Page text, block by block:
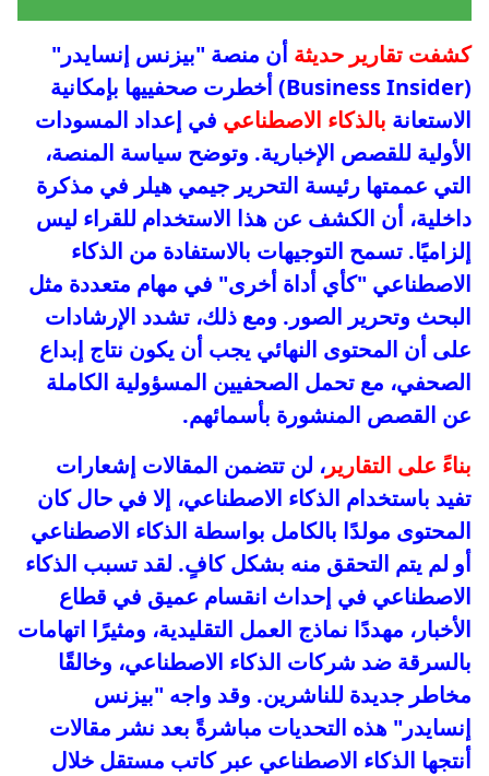
كشفت تقارير حديثة أن منصة "بيزنس إنسايدر"
(Business Insider) أخطرت صحفييها بإمكانية
الاستعانة بالذكاء الاصطناعي في إعداد المسودات
الأولية للقصص الإخبارية. وتوضح سياسة المنصة،
التي عممتها رئيسة التحرير جيمي هيلر في مذكرة
داخلية، أن الكشف عن هذا الاستخدام للقراء ليس
إلزاميًا. تسمح التوجيهات بالاستفادة من الذكاء
الاصطناعي "كأي أداة أخرى" في مهام متعددة مثل
البحث وتحرير الصور. ومع ذلك، تشدد الإرشادات
على أن المحتوى النهائي يجب أن يكون نتاج إبداع
الصحفي، مع تحمل الصحفيين المسؤولية الكاملة
عن القصص المنشورة بأسمائهم.
بناءً على التقارير، لن تتضمن المقالات إشعارات
تفيد باستخدام الذكاء الاصطناعي، إلا في حال كان
المحتوى مولدًا بالكامل بواسطة الذكاء الاصطناعي
أو لم يتم التحقق منه بشكل كافٍ. لقد تسبب الذكاء
الاصطناعي في إحداث انقسام عميق في قطاع
الأخبار، مهددًا نماذج العمل التقليدية، ومثيرًا اتهامات
بالسرقة ضد شركات الذكاء الاصطناعي، وخالقًا
مخاطر جديدة للناشرين. وقد واجه "بيزنس
إنسايدر" هذه التحديات مباشرةً بعد نشر مقالات
أنتجها الذكاء الاصطناعي عبر كاتب مستقل خلال